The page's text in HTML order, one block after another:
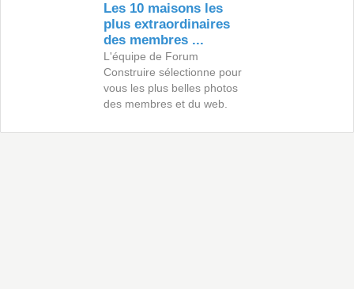
Les 10 maisons les
plus extraordinaires
des membres ...
L'équipe de Forum
Construire sélectionne pour
vous les plus belles photos
des membres et du web.